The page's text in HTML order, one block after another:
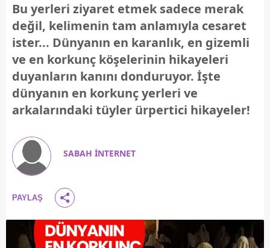
Bu yerleri ziyaret etmek sadece merak
değil, kelimenin tam anlamıyla cesaret
ister... Dünyanın en karanlık, en gizemli
ve en korkunç köşelerinin hikayeleri
duyanların kanını donduruyor. İşte
dünyanın en korkunç yerleri ve
arkalarındaki tüyler ürpertici hikayeler!
SABAH İNTERNET
PAYLAŞ